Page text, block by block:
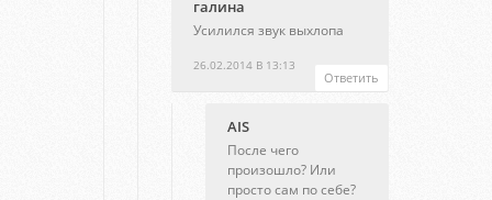
галина
26.02.2014 В 13:13
Усилился звук выхлопа
Ответить
AIS
После чего
произошло? Или
просто сам по себе?